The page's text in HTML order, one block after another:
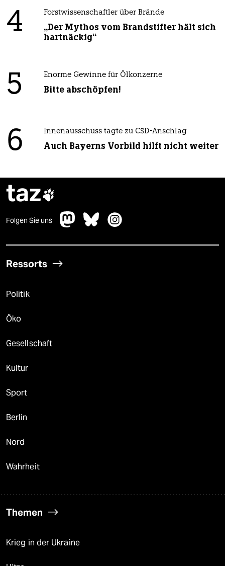
4 Forstwissenschaftler über Brände
„Der Mythos vom Brandstifter hält sich
hartnäckig“
5 Enorme Gewinne für Ölkonzerne
Bitte abschöpfen!
6 Innenausschuss tagte zu CSD-Anschlag
Auch Bayerns Vorbild hilft nicht weiter
taz
Folgen Sie uns
Ressorts
Politik
Öko
Gesellschaft
Kultur
Sport
Berlin
Nord
Wahrheit
Themen
Krieg in der Ukraine